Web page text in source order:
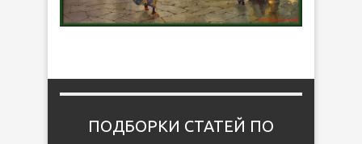
ПОДБОРКИ СТАТЕЙ ПО